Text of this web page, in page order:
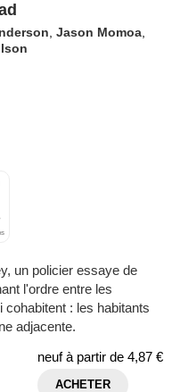
,Jason Momoa
un policier essaye de
l'ordre entre les
: les habitants
adjacente.
neuf à partir de 4,87 €
ACHETER